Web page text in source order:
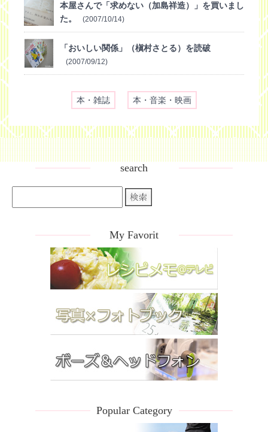
本屋さんで「求めない（加島祥造）」を買いまし
た。
(2007/10/14)
「おいしい関係」（槇村さとる）を読破
(2007/09/12)
本・雑誌 本・音楽・映画
search
My Favorit
Popular Category